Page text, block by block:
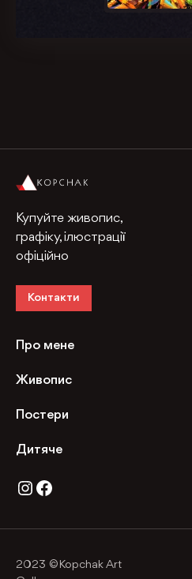
Купуйте живопис,
графіку, ілюстрації
офіційно
Контакти
Про мене
Живопис
Постери
Дитяче
Instagram
Facebook
2023 ©Kopchak Art